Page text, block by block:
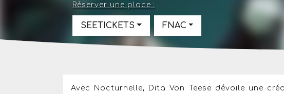
Réserver une place :
SEETICKETS FNAC
Avec Nocturnelle, Dita Von Teese dévoile une